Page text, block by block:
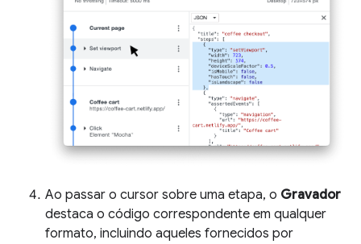
Ao passar o cursor sobre uma etapa, o Gravador
destaca o código correspondente em qualquer
formato, incluindo aqueles fornecidos por